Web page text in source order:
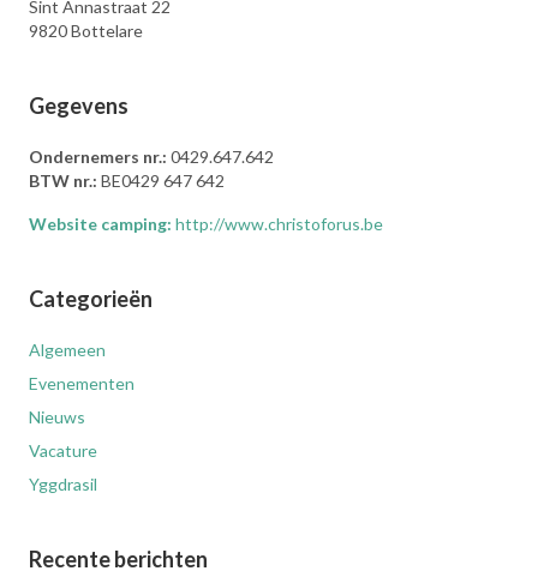
Sint Annastraat 22
9820 Bottelare
Gegevens
Ondernemers nr.: 0429.647.642
BTW nr.: BE0429 647 642
Website camping: http://www.christoforus.be
Categorieën
Algemeen
Evenementen
Nieuws
Vacature
Yggdrasil
Recente berichten